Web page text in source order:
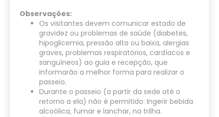
Observações:
Os visitantes devem comunicar estado de
gravidez ou problemas de saúde (diabetes,
hipoglicemia, pressão alta ou baixa, alergias
graves, problemas respiratórios, cardíacos e
sanguíneos) ao guia e recepção, que
informarão a melhor forma para realizar o
passeio.
Durante o passeio (a partir da sede até o
retorno a ela) não é permitido: Ingerir bebida
alcoólica, fumar e lanchar, na trilha.